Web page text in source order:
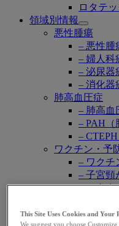
ロタテ
領域別情報
Open
submenu
悪性腫瘍
– 悪性腫
– 婦人科
– 泌尿器
– 消化器
肺高血圧症
– 肺高血
– PAH（
–
ワクチン・予
– ワクチ
– 子宮頸
– ロタウ
– B型肝
This Site Uses Cookies and
We suggest you choose